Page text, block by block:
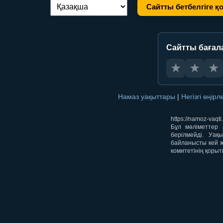
Тілді ауыстыру: Сайтты бетбелгіге
Сайтты
★ ★ ★
Намаз уақыттары | Негізгі
https://namoz-
Бұл мәліметтер
берілмейді.
байланысты кей
комитетінің